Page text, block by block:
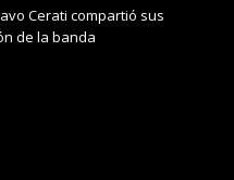
Cerati compartió sus
de la banda